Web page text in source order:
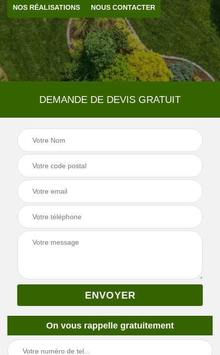
NOS RÉALISATIONS NOUS CONTACTER
DEMANDE DE DEVIS GRATUIT
On vous rappelle gratuitement